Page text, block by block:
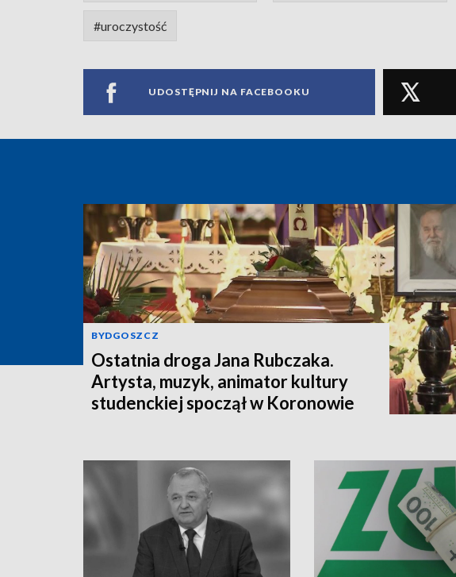
#uroczystość
UDOSTĘPNIJ NA FACEBOOKU
BYDGOSZCZ
Ostatnia droga Jana Rubczaka.
Artysta, muzyk, animator kultury
studenckiej spoczął w Koronowie